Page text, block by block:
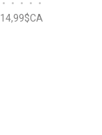
• • • • •
14,99$CA